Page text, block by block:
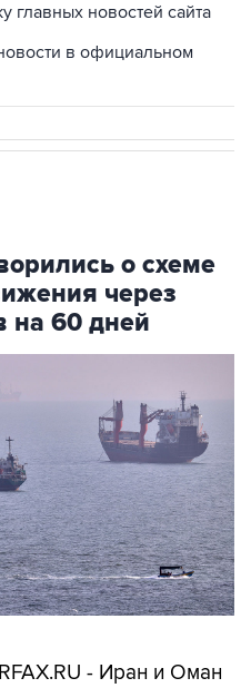
главных новостей сайта
в официальном
о схеме
через
на 60 дней
- Иран и Оман